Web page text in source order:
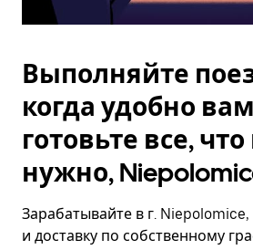
Выполняйте
когда удобно
готовьте все,
нужно,
Зарабатывайте в г.
и доставку по собственному